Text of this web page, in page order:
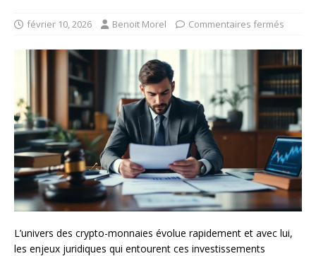
février 10, 2026 Benoit Morel Commentaires fermés
L’univers des crypto-monnaies évolue rapidement et avec lui,
les enjeux juridiques qui entourent ces investissements